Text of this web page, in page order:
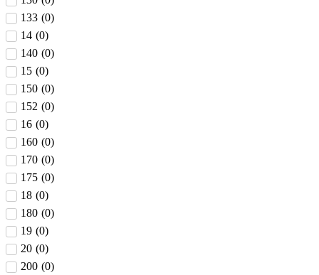
133 (0)
14 (0)
140 (0)
15 (0)
150 (0)
152 (0)
16 (0)
160 (0)
170 (0)
175 (0)
18 (0)
180 (0)
19 (0)
20 (0)
200 (0)